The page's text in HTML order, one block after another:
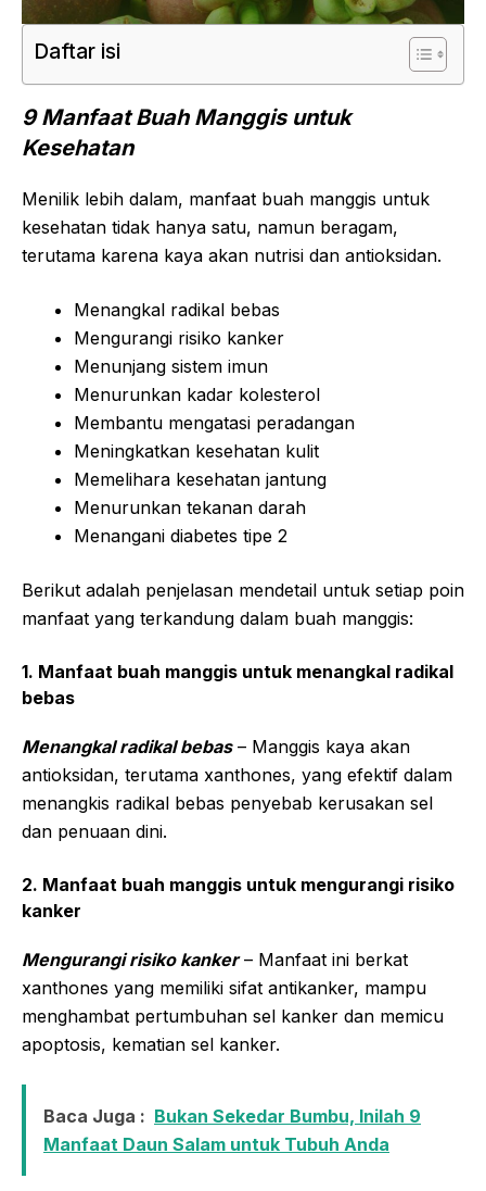
Daftar isi
9 Manfaat Buah Manggis untuk
Kesehatan
Menilik lebih dalam, manfaat buah manggis untuk
kesehatan tidak hanya satu, namun beragam,
terutama karena kaya akan nutrisi dan antioksidan.
Menangkal radikal bebas
Mengurangi risiko kanker
Menunjang sistem imun
Menurunkan kadar kolesterol
Membantu mengatasi peradangan
Meningkatkan kesehatan kulit
Memelihara kesehatan jantung
Menurunkan tekanan darah
Menangani diabetes tipe 2
Berikut adalah penjelasan mendetail untuk setiap poin
manfaat yang terkandung dalam buah manggis:
1. Manfaat buah manggis untuk menangkal radikal
bebas
Menangkal radikal bebas– Manggis kaya akan
antioksidan, terutama xanthones, yang efektif dalam
menangkis radikal bebas penyebab kerusakan sel
dan penuaan dini.
2. Manfaat buah manggis untuk mengurangi risiko
kanker
Mengurangi risiko kanker– Manfaat ini berkat
xanthones yang memiliki sifat antikanker, mampu
menghambat pertumbuhan sel kanker dan memicu
apoptosis, kematian sel kanker.
Baca Juga : Bukan Sekedar Bumbu, Inilah 9
Manfaat Daun Salam untuk Tubuh Anda